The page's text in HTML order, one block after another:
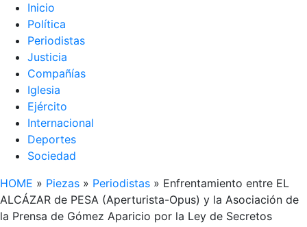
Inicio
Política
Periodistas
Justicia
Compañías
Iglesia
Ejército
Internacional
Deportes
Sociedad
HOME » Piezas » Periodistas » Enfrentamiento entre EL
ALCÁZAR de PESA (Aperturista-Opus) y la Asociación de
la Prensa de Gómez Aparicio por la Ley de Secretos